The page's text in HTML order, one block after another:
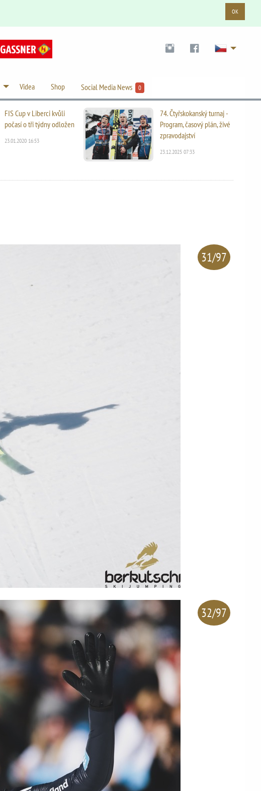
OK
Videa Shop Social Media News 0
FIS Cup v Liberci kvůli
počasí o tři týdny odložen
23.01.2020 16:53
74. Čtyřskokanský turnaj -
Program, časový plán, živé
zpravodajství
23.12.2025 07:33
31/97
32/97